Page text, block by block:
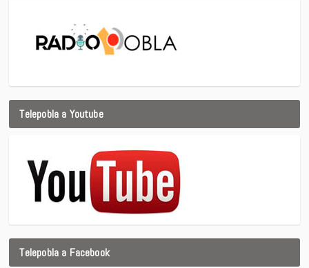
Telepobla a Youtube
Telepobla a Facebook